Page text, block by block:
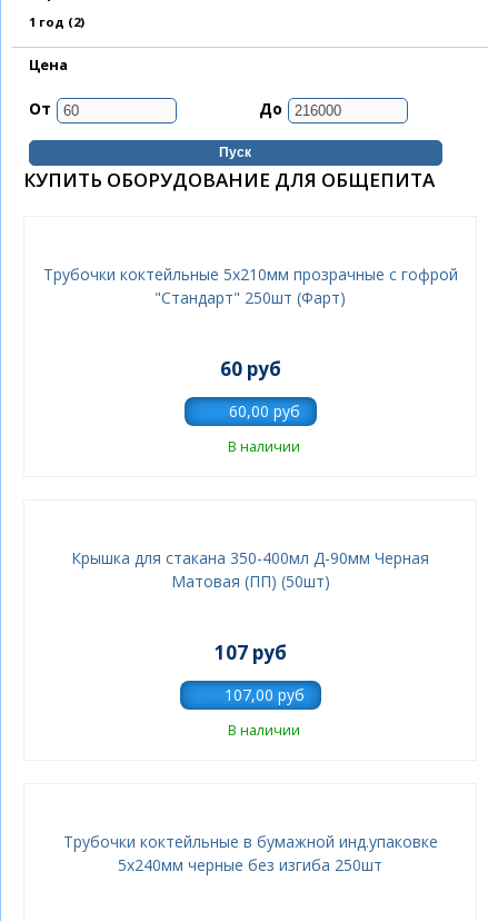
1 год (2)
Цена
От До
КУПИТЬ ОБОРУДОВАНИЕ ДЛЯ ОБЩЕПИТА
Трубочки коктейльные 5х210мм прозрачные с гофрой
"Стандарт" 250шт (Фарт)
60 руб
В наличии
Крышка для стакана 350-400мл Д-90мм Черная
Матовая (ПП) (50шт)
107 руб
В наличии
Трубочки коктейльные в бумажной инд.упаковке
5х240мм черные без изгиба 250шт